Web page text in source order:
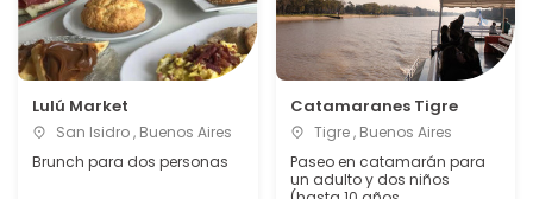
Lulú Market
San Isidro , Buenos Aires
Brunch para dos personas
Catamaranes Tigre
Tigre , Buenos Aires
Paseo en catamarán para
un adulto y dos niños